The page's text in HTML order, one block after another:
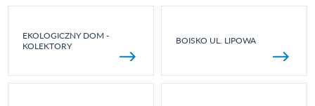
EKOLOGICZNY DOM -
KOLEKTORY
BOISKO UL. LIPOWA